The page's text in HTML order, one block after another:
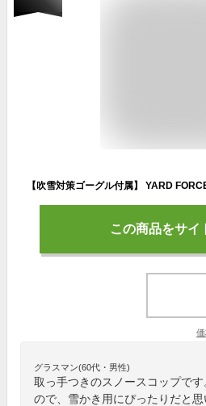
この商品をサイ
グラスマン(60代・男性)
取っ手つきのスノースコップで
ので、雪かき用にぴったりだと